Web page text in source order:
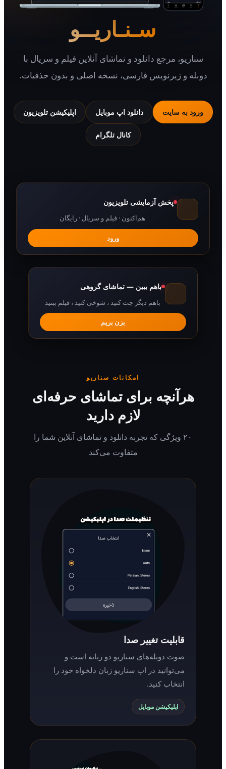
سـنـاریــو
مرجع دانلود و تماشای آنلاین فیلم و سریال با
و زیرنویس فارسی، نسخه اصلی و بدون حذفیات.
به سایت دانلود اپ موبایل اپلیکیشن تلویزیون
کانال تلگرام
پخش آزمایشی تلویزیون
هم‌اکنون · فیلم و سریال · رایگان
باهم ببین — تماشای گروهی
باهم دیگر چت کنید ، شوخی کنید ، فیلم ببنید
امکانات سناریو
برای تماشای حرفه‌ای
لازم دارید
۲۰ ویژگی که تجربه دانلود و تماشای آنلاین شما را
متفاوت می‌کند
قابلیت تغییر صدا
صوت دوبله‌های سناریو دو زبانه است و
می‌توانید در اپ سناریو زبان دلخواه خود را
انتخاب کنید.
اپلیکیشن موبایل